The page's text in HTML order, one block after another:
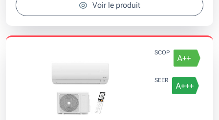
Voir le produit
SCOP
SEER